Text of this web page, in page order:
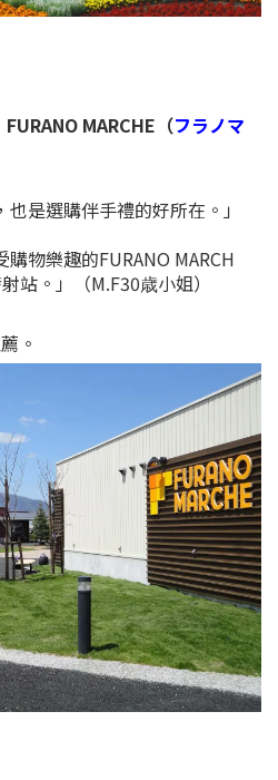
MARCHE（フラノマ
也是選購伴手禮的好所在。」
購物樂趣的FURANO MARCH
站。」（M.F30歳小姐）
。